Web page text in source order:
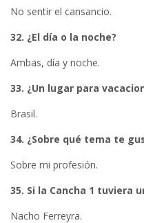
No sentir el cansancio.
32. ¿El día o la noche?
Ambas, día y noche.
33. ¿Un lugar para
Brasil.
34. ¿Sobre qué tema te
Sobre mi profesión.
35. Si la Cancha 1 tuviera
Nacho Ferreyra.